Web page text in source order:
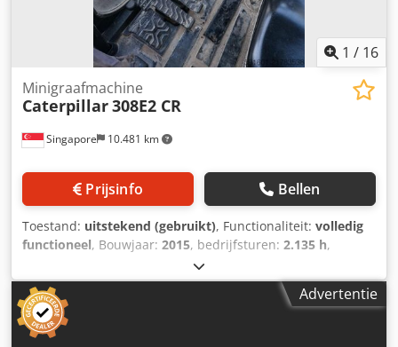
1 / 16
Singapore 10.481 km
Minigraafmachine
Caterpillar308E2 CR
Prijsinfo Bellen
Toestand: uitstekend (gebruikt), Functionaliteit: volledig
functioneel, Bouwjaar: 2015, bedrijfsturen: 2.135 h,
CAT0308EPMY201796
GEBRUIKTE CATERPILLAR HYDRAULISCHE GRAAFMACHINE
IN GOEDE WERKSTAAT MODEL: 308E2 CR SERIENUMMER:
CAT0308EPMY201796 UREN: 2135 BOUWJAAR: 2015
Dedpfjy E E Uwex Acyeck
Advertentie